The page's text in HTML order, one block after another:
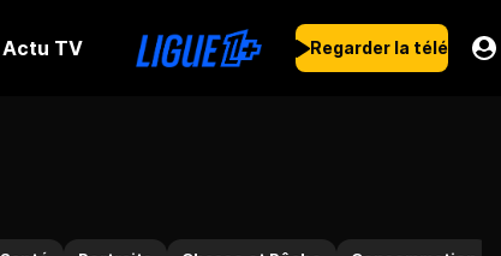
Actu TV Regarder la télé